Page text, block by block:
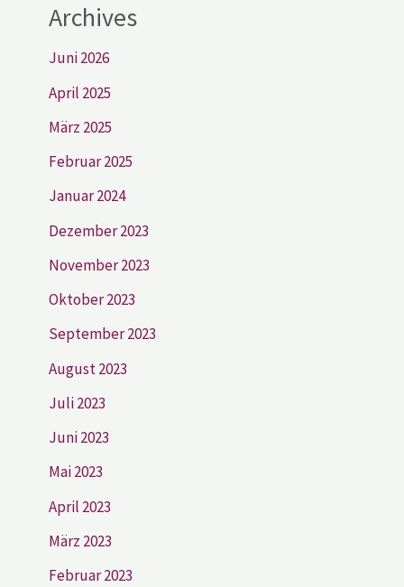
Archives
Juni 2026
April 2025
März 2025
Februar 2025
Januar 2024
Dezember 2023
November 2023
Oktober 2023
September 2023
August 2023
Juli 2023
Juni 2023
Mai 2023
April 2023
März 2023
Februar 2023